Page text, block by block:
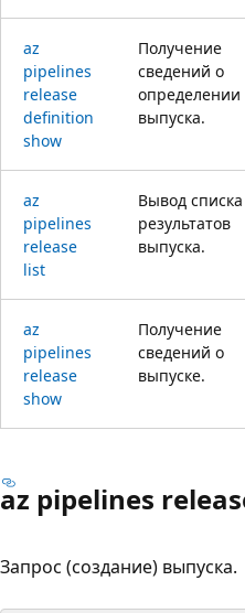
az
pipelines
release
definition
show
Получение
сведений о
определении
выпуска.
az
pipelines
release
list
Вывод списка
результатов
выпуска.
az
pipelines
release
show
Получение
сведений о
выпуске.
az pipelines
Запрос (создание) выпуска.